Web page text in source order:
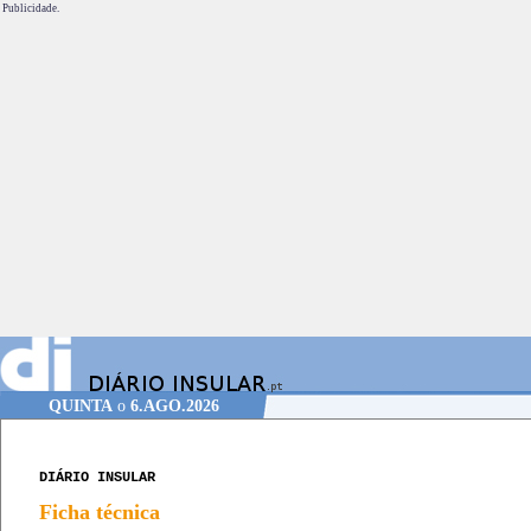
Publicidade.
QUINTAo 6.AGO.2026
DIÁRIO INSULAR
Ficha técnica